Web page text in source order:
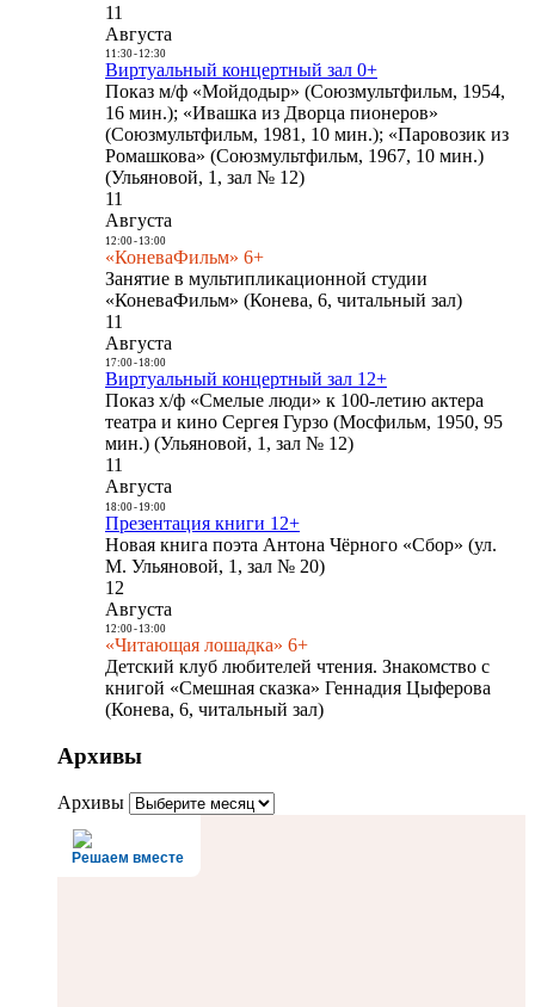
11
Августа
11:30- 12:30
Виртуальный концертный зал 0+
Показ м/ф «Мойдодыр» (Союзмультфильм, 1954,
16 мин.); «Ивашка из Дворца пионеров»
(Союзмультфильм, 1981, 10 мин.); «Паровозик из
Ромашкова» (Союзмультфильм, 1967, 10 мин.)
(Ульяновой, 1, зал № 12)
11
Августа
12:00- 13:00
«КоневаФильм» 6+
Занятие в мультипликационной студии
«КоневаФильм» (Конева, 6, читальный зал)
11
Августа
17:00- 18:00
Виртуальный концертный зал 12+
Показ х/ф «Смелые люди» к 100-летию актера
театра и кино Сергея Гурзо (Мосфильм, 1950, 95
мин.) (Ульяновой, 1, зал № 12)
11
Августа
18:00- 19:00
Презентация книги 12+
Новая книга поэта Антона Чёрного «Сбор» (ул.
М. Ульяновой, 1, зал № 20)
12
Августа
12:00- 13:00
«Читающая лошадка» 6+
Детский клуб любителей чтения. Знакомство с
книгой «Смешная сказка» Геннадия Цыферова
(Конева, 6, читальный зал)
Архивы
Архивы
Решаем вместе